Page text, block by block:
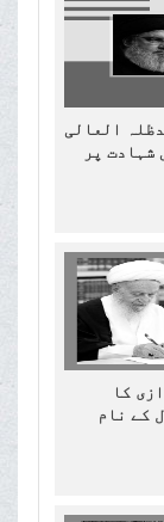
العالی
پر
کا
کے نام